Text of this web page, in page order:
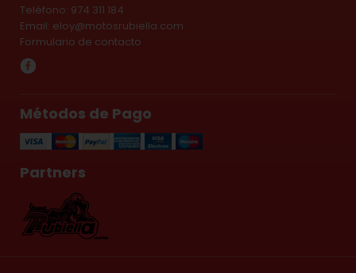
Teléfono: 974 311 184
Email: eloy@motosrubiella.com
Formulario de contacto
Métodos de Pago
Partners